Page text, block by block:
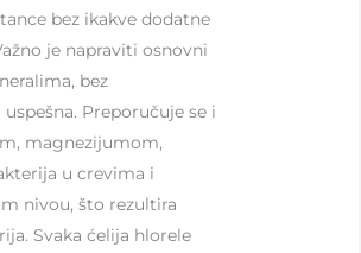
bez ikakve dodatne
je napraviti osnovni
bez
Preporučuje se i
magnezijumom,
u crevima i
nivou, što rezultira
Svaka ćelija hlorele